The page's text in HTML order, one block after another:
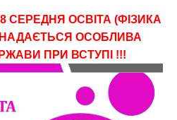
СЕРЕДНЯ ОСВІТА (ФІЗИКА
ОСОБЛИВА
ПРИ ВСТУПІ !!!